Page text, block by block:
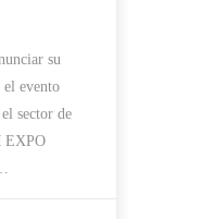
su
evento
sector de
EXPO